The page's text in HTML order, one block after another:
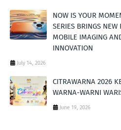
NOW IS YOUR
SERIES BRINGS
MOBILE IMAGING
INNOVATION
July 14, 2026
CITRAWARNA 2026
WARNA-WARNI
June 19, 2026